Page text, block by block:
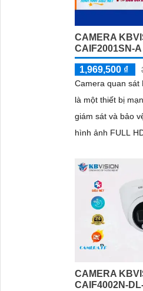
CAMERA
CAIF2001SN-A
1,969,500 ₫
Camera quan sát
là một thiết bị
giám sát và bảo vệ. Với công
hình ảnh FULL
lượng cao
CAMERA
CAIF4002N-